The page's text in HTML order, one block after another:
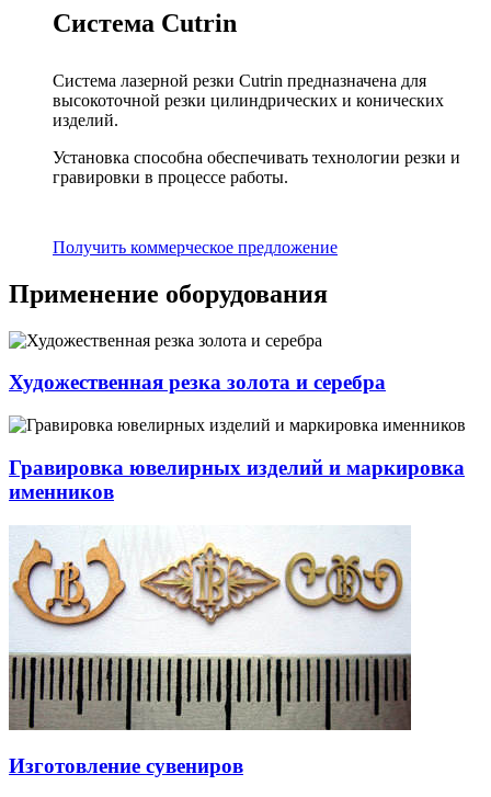
Система Cutrin
Система лазерной резки Cutrin предназначена для
высокоточной резки цилиндрических и конических
изделий.
Установка способна обеспечивать технологии резки и
гравировки в процессе работы.
Получить коммерческое предложение
Применение оборудования
Художественная резка золота и серебра
Гравировка ювелирных изделий и маркировка
именников
Изготовление сувениров